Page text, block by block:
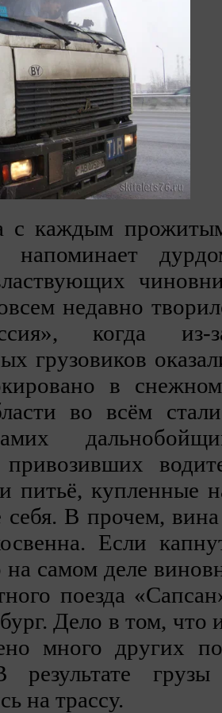
с каждым
напоминает
недавно
когда из-
грузовиков
в
во всём
привозивших
питьё, купленные
себя. В прочем,
Если
на самом деле
поезда
Дело в том, что
много других
результате
на трассу.